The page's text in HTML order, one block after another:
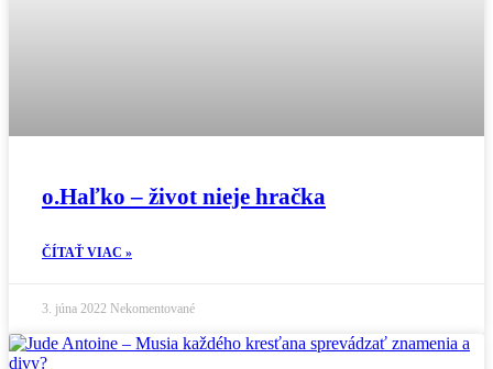
o.Haľko – život nieje hračka
ČÍTAŤ VIAC »
3. júna 2022 Nekomentované